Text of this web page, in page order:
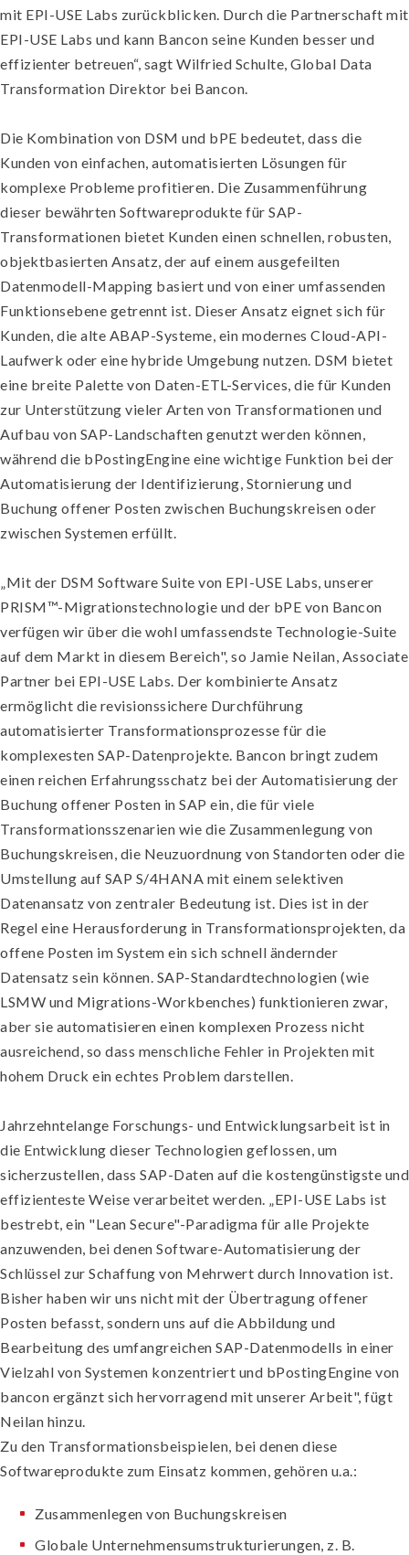
mit EPI-USE Labs zurückblicken. Durch die Partnerschaft mit
EPI-USE Labs und kann Bancon seine Kunden besser und
effizienter betreuen“, sagt Wilfried Schulte, Global Data
Transformation Direktor bei Bancon.
Die Kombination von DSM und bPE bedeutet, dass die
Kunden von einfachen, automatisierten Lösungen für
komplexe Probleme profitieren. Die Zusammenführung
dieser bewährten Softwareprodukte für SAP-
Transformationen bietet Kunden einen schnellen, robusten,
objektbasierten Ansatz, der auf einem ausgefeilten
Datenmodell-Mapping basiert und von einer umfassenden
Funktionsebene getrennt ist. Dieser Ansatz eignet sich für
Kunden, die alte ABAP-Systeme, ein modernes Cloud-API-
Laufwerk oder eine hybride Umgebung nutzen. DSM bietet
eine breite Palette von Daten-ETL-Services, die für Kunden
zur Unterstützung vieler Arten von Transformationen und
Aufbau von SAP-Landschaften genutzt werden können,
während die bPostingEngine eine wichtige Funktion bei der
Automatisierung der Identifizierung, Stornierung und
Buchung offener Posten zwischen Buchungskreisen oder
zwischen Systemen erfüllt.
„Mit der DSM Software Suite von EPI-USE Labs, unserer
PRISM™-Migrationstechnologie und der bPE von Bancon
verfügen wir über die wohl umfassendste Technologie-Suite
auf dem Markt in diesem Bereich", so Jamie Neilan, Associate
Partner bei EPI-USE Labs. Der kombinierte Ansatz
ermöglicht die revisionssichere Durchführung
automatisierter Transformationsprozesse für die
komplexesten SAP-Datenprojekte. Bancon bringt zudem
einen reichen Erfahrungsschatz bei der Automatisierung der
Buchung offener Posten in SAP ein, die für viele
Transformationsszenarien wie die Zusammenlegung von
Buchungskreisen, die Neuzuordnung von Standorten oder die
Umstellung auf SAP S/4HANA mit einem selektiven
Datenansatz von zentraler Bedeutung ist. Dies ist in der
Regel eine Herausforderung in Transformationsprojekten, da
offene Posten im System ein sich schnell ändernder
Datensatz sein können. SAP-Standardtechnologien (wie
LSMW und Migrations-Workbenches) funktionieren zwar,
aber sie automatisieren einen komplexen Prozess nicht
ausreichend, so dass menschliche Fehler in Projekten mit
hohem Druck ein echtes Problem darstellen.
Jahrzehntelange Forschungs- und Entwicklungsarbeit ist in
die Entwicklung dieser Technologien geflossen, um
sicherzustellen, dass SAP-Daten auf die kostengünstigste und
effizienteste Weise verarbeitet werden. „EPI-USE Labs ist
bestrebt, ein "Lean Secure"-Paradigma für alle Projekte
anzuwenden, bei denen Software-Automatisierung der
Schlüssel zur Schaffung von Mehrwert durch Innovation ist.
Bisher haben wir uns nicht mit der Übertragung offener
Posten befasst, sondern uns auf die Abbildung und
Bearbeitung des umfangreichen SAP-Datenmodells in einer
Vielzahl von Systemen konzentriert und bPostingEngine von
bancon ergänzt sich hervorragend mit unserer Arbeit", fügt
Neilan hinzu.
Zu den Transformationsbeispielen, bei denen diese
Softwareprodukte zum Einsatz kommen, gehören u.a.:
Zusammenlegen von Buchungskreisen
Globale Unternehmensumstrukturierungen, z. B.